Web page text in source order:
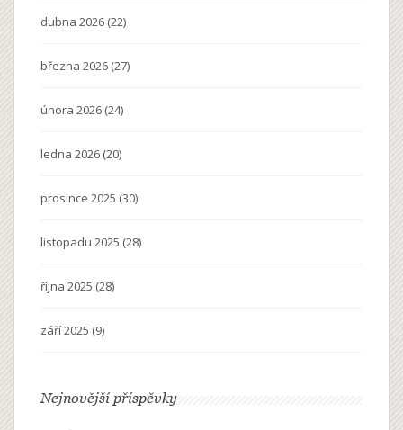
dubna 2026 (22)
března 2026 (27)
února 2026 (24)
ledna 2026 (20)
prosince 2025 (30)
listopadu 2025 (28)
října 2025 (28)
září 2025 (9)
Nejnovější příspěvky